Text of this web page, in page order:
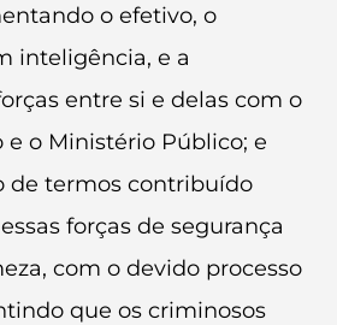
o efetivo, o
inteligência, e a
entre si e delas com o
e o Ministério Público; e
de termos contribuído
forças de segurança
com o devido processo
que os criminosos